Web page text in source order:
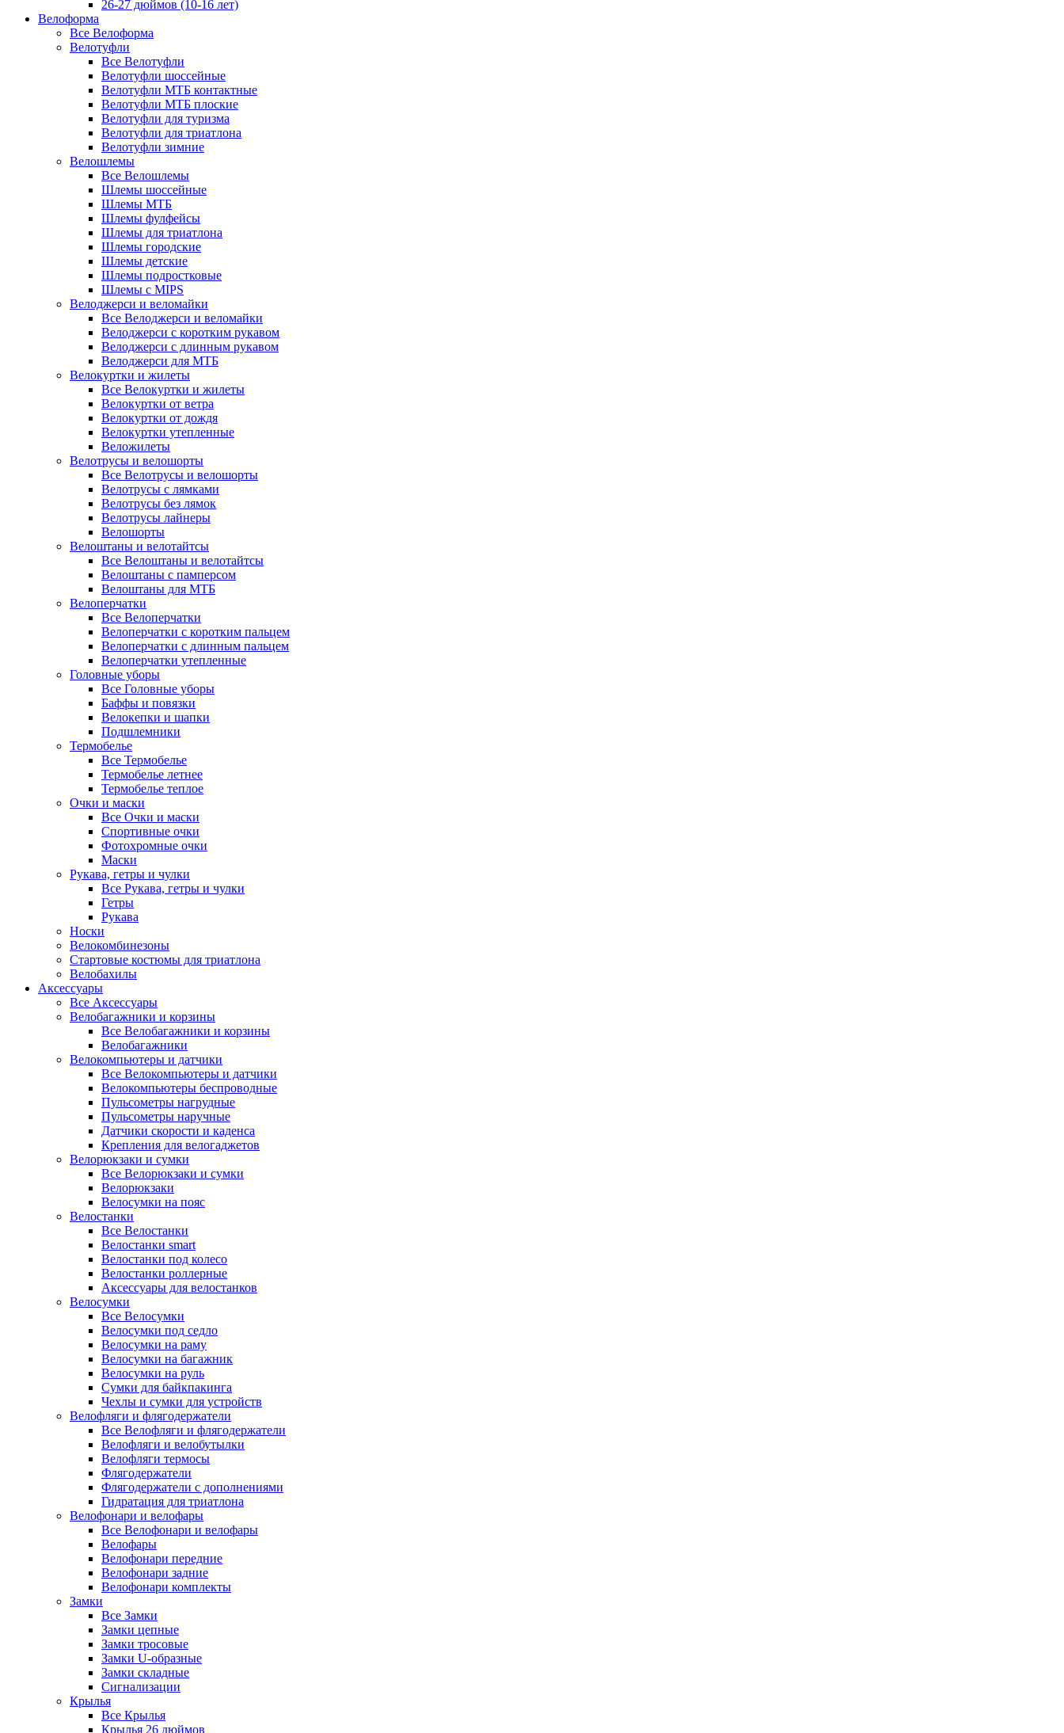
26-27 дюймов (10-16 лет)
Велоформа
Все Велоформа
Велотуфли
Все Велотуфли
Велотуфли шоссейные
Велотуфли МТБ контактные
Велотуфли МТБ плоские
Велотуфли для туризма
Велотуфли для триатлона
Велотуфли зимние
Велошлемы
Все Велошлемы
Шлемы шоссейные
Шлемы МТБ
Шлемы фулфейсы
Шлемы для триатлона
Шлемы городские
Шлемы детские
Шлемы подростковые
Шлемы с MIPS
Велоджерси и веломайки
Все Велоджерси и веломайки
Велоджерси с коротким рукавом
Велоджерси с длинным рукавом
Велоджерси для МТБ
Велокуртки и жилеты
Все Велокуртки и жилеты
Велокуртки от ветра
Велокуртки от дождя
Велокуртки утепленные
Веложилеты
Велотрусы и велошорты
Все Велотрусы и велошорты
Велотрусы с лямками
Велотрусы без лямок
Велотрусы лайнеры
Велошорты
Велоштаны и велотайтсы
Все Велоштаны и велотайтсы
Велоштаны с памперсом
Велоштаны для МТБ
Велоперчатки
Все Велоперчатки
Велоперчатки с коротким пальцем
Велоперчатки с длинным пальцем
Велоперчатки утепленные
Головные уборы
Все Головные уборы
Баффы и повязки
Велокепки и шапки
Подшлемники
Термобелье
Все Термобелье
Термобелье летнее
Термобелье теплое
Очки и маски
Все Очки и маски
Спортивные очки
Фотохромные очки
Маски
Рукава, гетры и чулки
Все Рукава, гетры и чулки
Гетры
Рукава
Носки
Велокомбинезоны
Стартовые костюмы для триатлона
Велобахилы
Аксессуары
Все Аксессуары
Велобагажники и корзины
Все Велобагажники и корзины
Велобагажники
Велокомпьютеры и датчики
Все Велокомпьютеры и датчики
Велокомпьютеры беспроводные
Пульсометры нагрудные
Пульсометры наручные
Датчики скорости и каденса
Крепления для велогаджетов
Велорюкзаки и сумки
Все Велорюкзаки и сумки
Велорюкзаки
Велосумки на пояс
Велостанки
Все Велостанки
Велостанки smart
Велостанки под колесо
Велостанки роллерные
Аксессуары для велостанков
Велосумки
Все Велосумки
Велосумки под седло
Велосумки на раму
Велосумки на багажник
Велосумки на руль
Сумки для байкпакинга
Чехлы и сумки для устройств
Велофляги и флягодержатели
Все Велофляги и флягодержатели
Велофляги и велобутылки
Велофляги термосы
Флягодержатели
Флягодержатели с дополнениями
Гидратация для триатлона
Велофонари и велофары
Все Велофонари и велофары
Велофары
Велофонари передние
Велофонари задние
Велофонари комплекты
Замки
Все Замки
Замки цепные
Замки тросовые
Замки U-образные
Замки складные
Сигнализации
Крылья
Все Крылья
Крылья 26 дюймов